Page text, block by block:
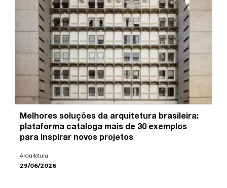
Melhores soluções da arquitetura brasileira:
plataforma cataloga mais de 30 exemplos
para inspirar novos projetos
Arquitetura
29/06/2026